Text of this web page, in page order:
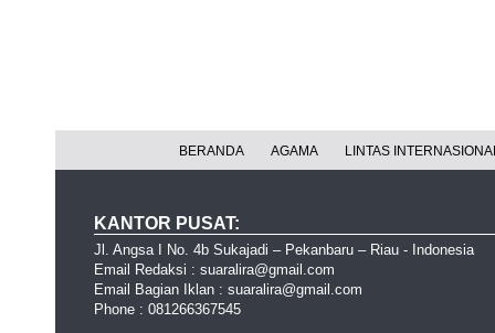
BERANDA AGAMA LINTAS
KANTOR PUSAT:
Jl. Angsa I No. 4b Sukajadi – Pekanbaru – Riau - Indonesia
Email Redaksi : suaralira@gmail.com
Email Bagian Iklan : suaralira@gmail.com
Phone : 081266367545